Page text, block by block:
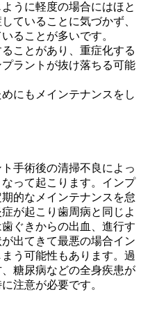
うに軽度の場合にはほと
ていることに気づかず、
ることが多いです。
ことがあり、重症化する
ラントが抜け落ちる可能
にもメインテナンスをし
手術後の清掃不良によっ
って起こります。インプ
的なメインテナンスを怠
が起こり歯周病と同じよ
ぐきからの出血、進行す
出てきて最悪の場合イン
う可能性もあります。過
糖尿病などの全身疾患が
注意が必要です。